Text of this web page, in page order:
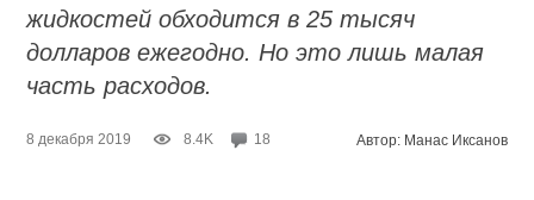
жидкостей обходится в 25 тысяч
долларов ежегодно. Но это лишь малая
часть расходов.
8 декабря 2019 8.4K 18 Автор: Манас Иксанов